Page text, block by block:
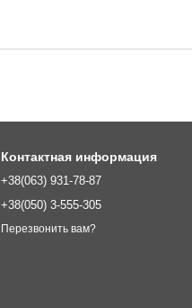
Контактная информация
+38(063) 931-78-87
+38(050) 3-555-305
Перезвонить вам?